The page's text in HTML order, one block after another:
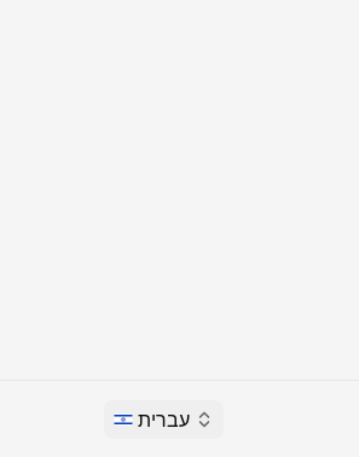
עברית